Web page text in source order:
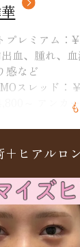
プレミアム：
血、腫れ、
感など
スレッド：
～ アンカー
・浮腫み・
感・色素沈着
円〜
、内出血、
+ヒアルロ